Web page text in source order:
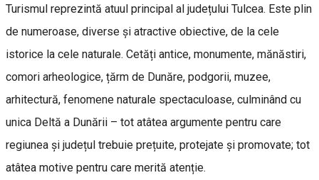
Turismul reprezintă atuul principal al județului Tulcea. Este plin
de numeroase, diverse și atractive obiective, de la cele
istorice la cele naturale. Cetăți antice, monumente, mănăstiri,
comori arheologice, țărm de Dunăre, podgorii, muzee,
arhitectură, fenomene naturale spectaculoase, culminând cu
unica Deltă a Dunării – tot atâtea argumente pentru care
regiunea și județul trebuie prețuite, protejate și promovate; tot
atâtea motive pentru care merită atenție.